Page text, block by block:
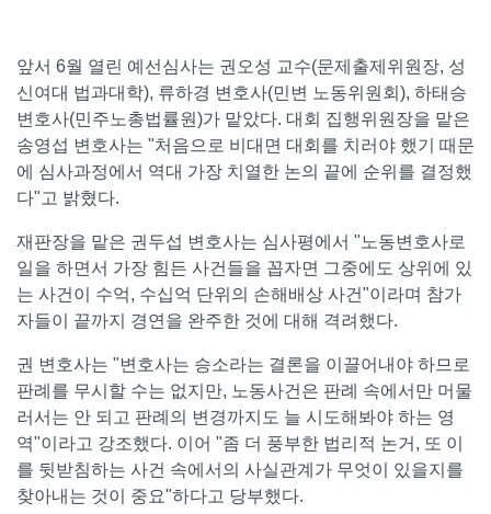
앞서 6월 열린 예선심사는 권오성 교수(문제출제위원장, 성
신여대 법과대학), 류하경 변호사(민변 노동위원회), 하태승
변호사(민주노총법률원)가 맡았다. 대회 집행위원장을 맡은
송영섭 변호사는 "처음으로 비대면 대회를 치러야 했기 때문
에 심사과정에서 역대 가장 치열한 논의 끝에 순위를 결정했
다"고 밝혔다.
재판장을 맡은 권두섭 변호사는 심사평에서 "노동변호사로
일을 하면서 가장 힘든 사건들을 꼽자면 그중에도 상위에 있
는 사건이 수억, 수십억 단위의 손해배상 사건"이라며 참가
자들이 끝까지 경연을 완주한 것에 대해 격려했다.
권 변호사는 "변호사는 승소라는 결론을 이끌어내야 하므로
판례를 무시할 수는 없지만, 노동사건은 판례 속에서만 머물
러서는 안 되고 판례의 변경까지도 늘 시도해봐야 하는 영
역"이라고 강조했다. 이어 "좀 더 풍부한 법리적 논거, 또 이
를 뒷받침하는 사건 속에서의 사실관계가 무엇이 있을지를
찾아내는 것이 중요"하다고 당부했다.